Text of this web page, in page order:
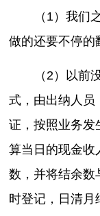
（1）我们
做的还要不停的
（2）以前
式，由出纳人员
证，按照业务发
算当日的现金收
数，并将结余数
时登记，日清月